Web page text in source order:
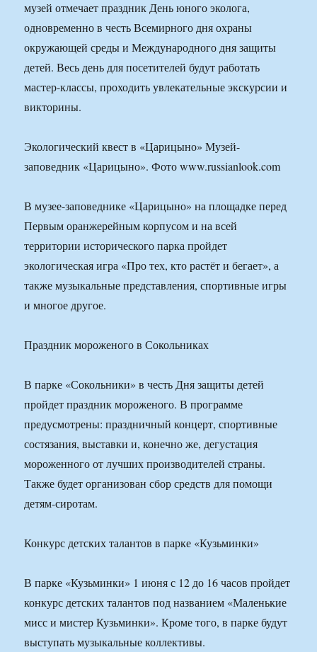
музей отмечает праздник День юного эколога,
одновременно в честь Всемирного дня охраны
окружающей среды и Международного дня защиты
детей. Весь день для посетителей будут работать
мастер-классы, проходить увлекательные экскурсии и
викторины.
Экологический квест в «Царицыно» Музей-
заповедник «Царицыно». Фото www.russianlook.com
В музее-заповеднике «Царицыно» на площадке перед
Первым оранжерейным корпусом и на всей
территории исторического парка пройдет
экологическая игра «Про тех, кто растёт и бегает», а
также музыкальные представления, спортивные игры
и многое другое.
Праздник мороженого в Сокольниках
В парке «Сокольники» в честь Дня защиты детей
пройдет праздник мороженого. В программе
предусмотрены: праздничный концерт, спортивные
состязания, выставки и, конечно же, дегустация
мороженного от лучших производителей страны.
Также будет организован сбор средств для помощи
детям-сиротам.
Конкурс детских талантов в парке «Кузьминки»
В парке «Кузьминки» 1 июня с 12 до 16 часов пройдет
конкурс детских талантов под названием «Маленькие
мисс и мистер Кузьминки». Кроме того, в парке будут
выступать музыкальные коллективы.